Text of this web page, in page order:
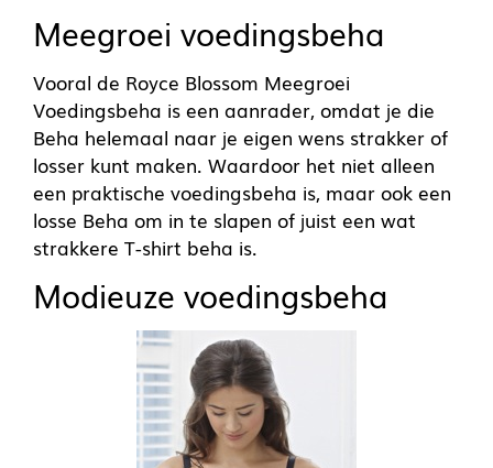
Meegroei voedingsbeha
Vooral de Royce Blossom Meegroei
Voedingsbeha is een aanrader, omdat je die
Beha helemaal naar je eigen wens strakker of
losser kunt maken. Waardoor het niet alleen
een praktische voedingsbeha is, maar ook een
losse Beha om in te slapen of juist een wat
strakkere T-shirt beha is.
Modieuze voedingsbeha